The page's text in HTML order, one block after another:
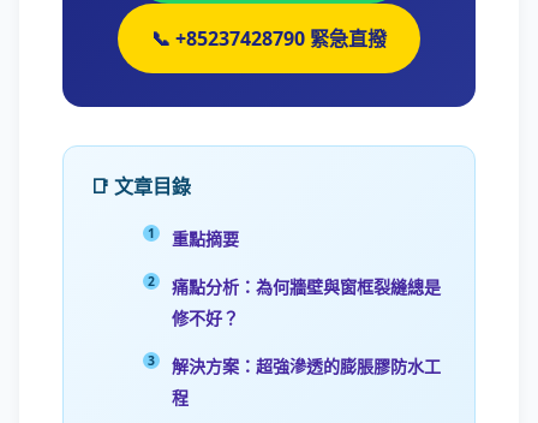
📞 +85237428790 緊急直撥
📑 文章目錄
重點摘要
痛點分析：為何牆壁與窗框裂縫總是
修不好？
解決方案：超強滲透的膨脹膠防水工
程